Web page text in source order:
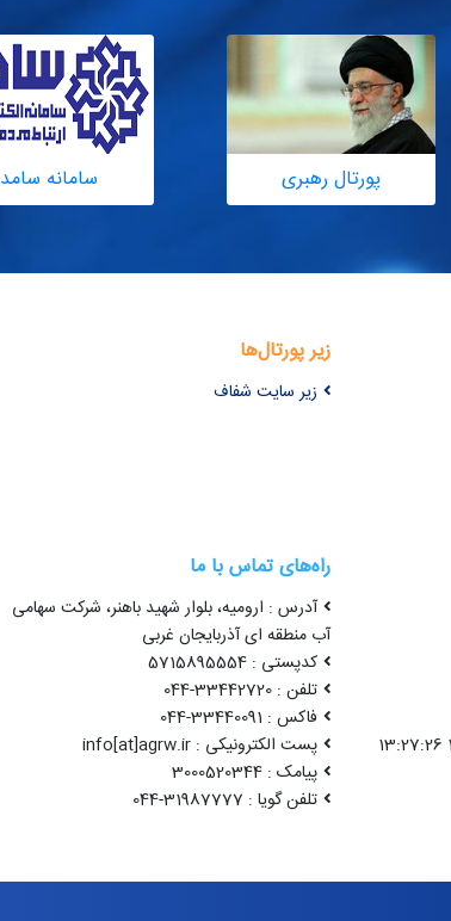
پورتال رهبری سامانه سامد
زیر پورتال‌ها
زیر سایت شفاف
راه‌های تماس با ما
آدرس : ارومیه، بلوار شهید باهنر، شرکت سهامی
آب منطقه ای آذربایجان غربی
کدپستی : 5715895554
تلفن : 33442720-044
فاکس : 33440091-044
پست الکترونیکی : info[at]agrw.ir
پیامک : 3000520344
تلفن گویا : 31987777-044